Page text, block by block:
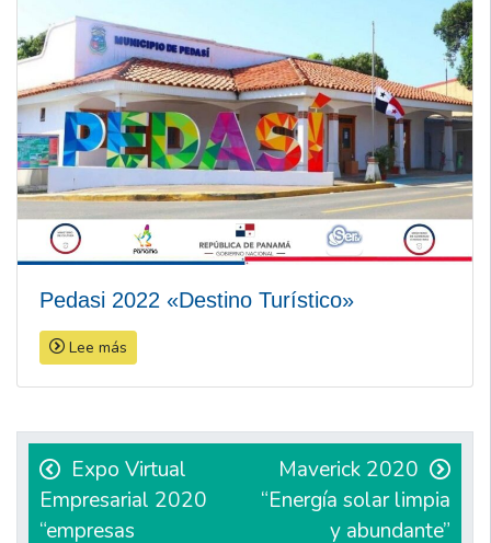
Pedasi 2022 «Destino Turístico»
Lee más
Navegación
de
entradas
Expo Virtual
Empresarial 2020
“empresas
Maverick 2020
“Energía solar limpia
y abundante”